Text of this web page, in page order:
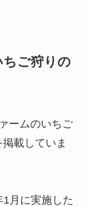
ご狩りの
ームのいちご
載していま
月に実施した